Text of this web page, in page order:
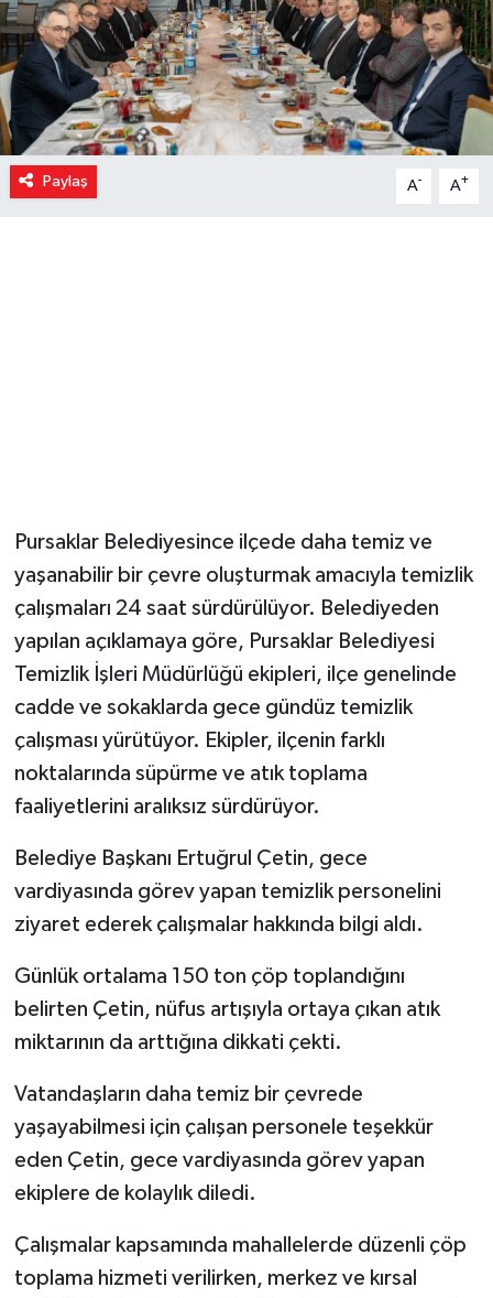
Paylaş A- A+
Pursaklar Belediyesince ilçede daha temiz ve
yaşanabilir bir çevre oluşturmak amacıyla temizlik
çalışmaları 24 saat sürdürülüyor. Belediyeden
yapılan açıklamaya göre, Pursaklar Belediyesi
Temizlik İşleri Müdürlüğü ekipleri, ilçe genelinde
cadde ve sokaklarda gece gündüz temizlik
çalışması yürütüyor. Ekipler, ilçenin farklı
noktalarında süpürme ve atık toplama
faaliyetlerini aralıksız sürdürüyor.
Belediye Başkanı Ertuğrul Çetin, gece
vardiyasında görev yapan temizlik personelini
ziyaret ederek çalışmalar hakkında bilgi aldı.
Günlük ortalama 150 ton çöp toplandığını
belirten Çetin, nüfus artışıyla ortaya çıkan atık
miktarının da arttığına dikkati çekti.
Vatandaşların daha temiz bir çevrede
yaşayabilmesi için çalışan personele teşekkür
eden Çetin, gece vardiyasında görev yapan
ekiplere de kolaylık diledi.
Çalışmalar kapsamında mahallelerde düzenli çöp
toplama hizmeti verilirken, merkez ve kırsal